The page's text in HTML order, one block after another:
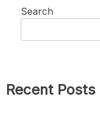
Search
Recent Posts